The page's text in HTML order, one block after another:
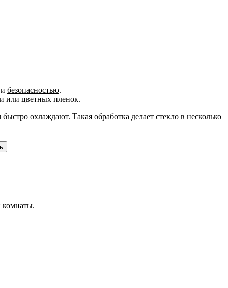
и безопасностью.
или цветных пленок.
охлаждают. Такая обработка делает стекло в несколько
комнаты.